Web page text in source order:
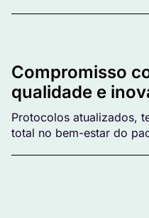
Compromisso
qualidade e
Protocolos atualizados,
total no bem-estar do